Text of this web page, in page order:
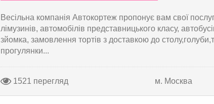
Весільна компанія Автокортеж пропонує вам свої
лімузинів, автомобілів представницького класу,
зйомка, замовлення тортів з доставкою до
прогулянки...
1521 перегляд м. Москва